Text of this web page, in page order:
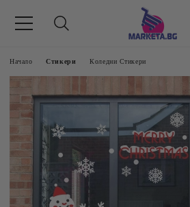
8 -17 ч/
Начало Стикери Коледни Стикери